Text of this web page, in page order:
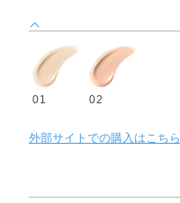
01 02
外部サイトでの購入はこちら